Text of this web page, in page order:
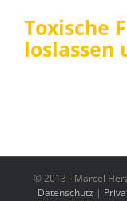
Toxische
loslassen
© 2013 - Marcel
Datenschutz |